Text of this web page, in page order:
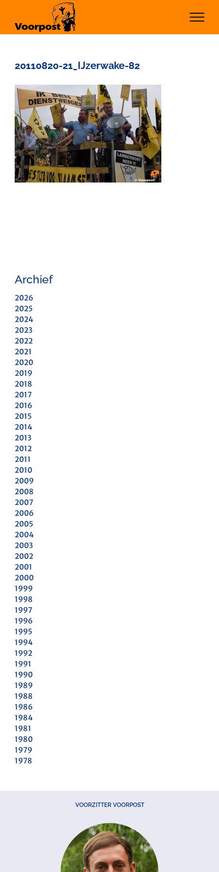
inhoud
20110820-21_IJzerwake-82
Archief
2026
2025
2024
2023
2022
2021
2020
2019
2018
2017
2016
2015
2014
2013
2012
2011
2010
2009
2008
2007
2006
2005
2004
2003
2002
2001
2000
1999
1998
1997
1996
1995
1994
1992
1991
1990
1989
1988
1986
1984
1981
1980
1979
1978
VOORZITTER VOORPOST